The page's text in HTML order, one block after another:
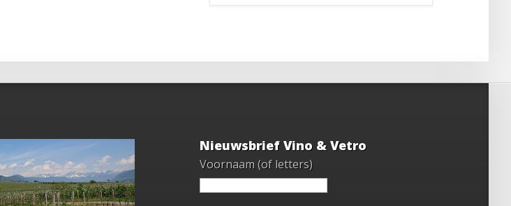
Nieuwsbrief Vino & Vetro
Voornaam (of letters)